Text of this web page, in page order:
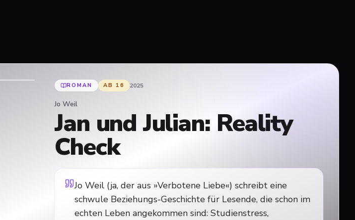
ROMAN AB 16 2025
Jo Weil
Jan und Julian: Reality
Check
Jo Weil (ja, der aus »Verbotene Liebe«) schreibt eine
schwule Beziehungs-Geschichte für Lesende, die schon im
echten Leben angekommen sind: Studienstress,